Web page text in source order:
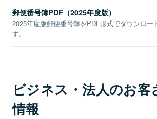
郵便番号簿PDF（2025年度版）
2025年度版郵便番号簿をPDF形式でダウンロー
す。
ビジネス・法人のお客
情報